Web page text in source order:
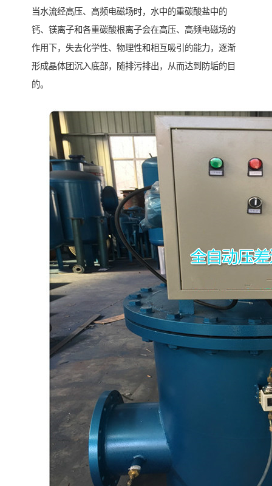
当水流经高压、高频电磁场时，水中的重碳酸盐中的
钙、镁离子和各重碳酸根离子会在高压、高频电磁场的
作用下，失去化学性、物理性和相互吸引的能力，逐渐
形成晶体团沉入底部，随排污排出，从而达到防垢的目
的。